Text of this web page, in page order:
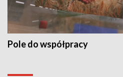
Pole do współpracy